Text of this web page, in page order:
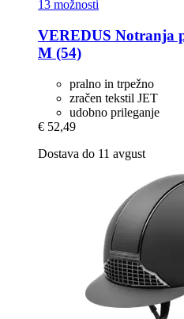
13 možnosti
VEREDUS Notranja
M (54)
pralno in trpežno
zračen tekstil JET
udobno prileganje
€ 52,49
Dostava do 11 avgust